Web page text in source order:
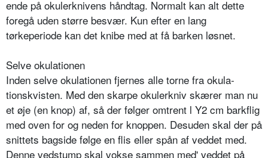
ende på okulerknivens håndtag. Normalt kan alt dette
foregå uden større besvær. Kun efter en lang
tørkeperiode kan det knibe med at få barken løsnet.
Selve okulationen
Inden selve okulationen fjernes alle torne fra okula­
tionskvisten. Med den skarpe okulerkniv skærer man nu
et øje (en knop) af, så der følger omtrent l Y2 cm barkflig
med oven for og neden for knoppen. Desuden skal der på
snittets bagside følge en flis eller spån af veddet med.
Denne vedstump skal vokse sammen med' veddet på